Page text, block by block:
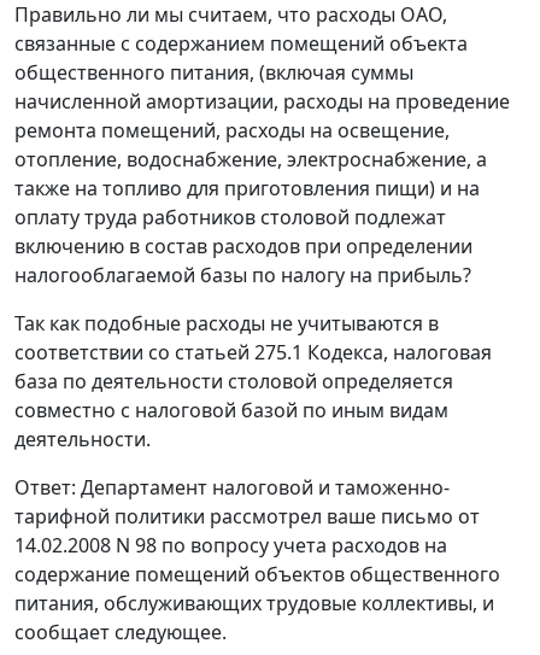
Правильно ли мы считаем, что расходы ОАО,
связанные с содержанием помещений объекта
общественного питания, (включая суммы
начисленной амортизации, расходы на проведение
ремонта помещений, расходы на освещение,
отопление, водоснабжение, электроснабжение, а
также на топливо для приготовления пищи) и на
оплату труда работников столовой подлежат
включению в состав расходов при определении
налогооблагаемой базы по налогу на прибыль?
Так как подобные расходы не учитываются в
соответствии со статьей 275.1 Кодекса, налоговая
база по деятельности столовой определяется
совместно с налоговой базой по иным видам
деятельности.
Ответ: Департамент налоговой и таможенно-
тарифной политики рассмотрел ваше письмо от
14.02.2008 N 98 по вопросу учета расходов на
содержание помещений объектов общественного
питания, обслуживающих трудовые коллективы, и
сообщает следующее.